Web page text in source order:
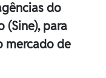
do
(Sine), para
mercado de